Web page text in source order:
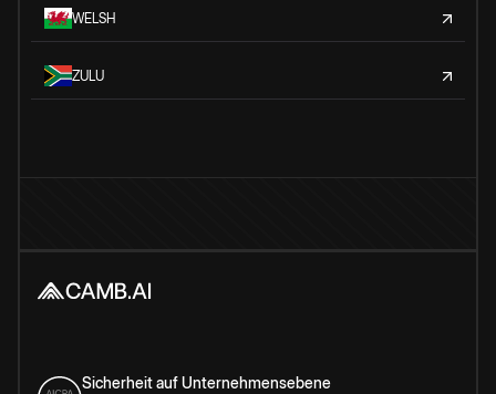
WELSH
ZULU
Sicherheit auf Unternehmensebene